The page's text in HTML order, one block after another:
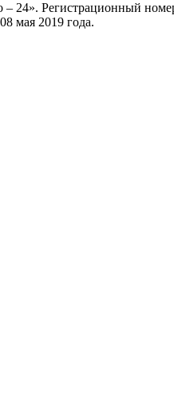
– 24». Регистрационный
мая 2019 года.